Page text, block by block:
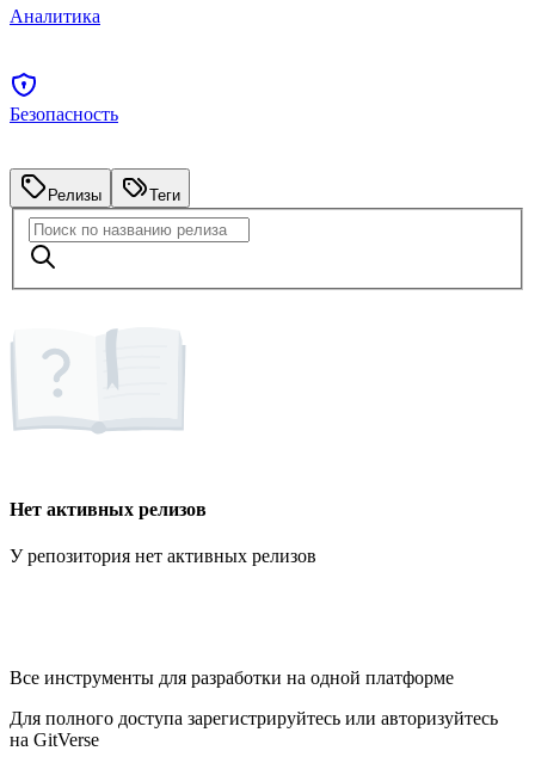
Аналитика
Безопасность
Релизы Теги
Нет активных релизов
У репозитория нет активных релизов
Все инструменты для разработки на одной платформе
Для полного доступа зарегистрируйтесь или авторизуйтесь
на GitVerse